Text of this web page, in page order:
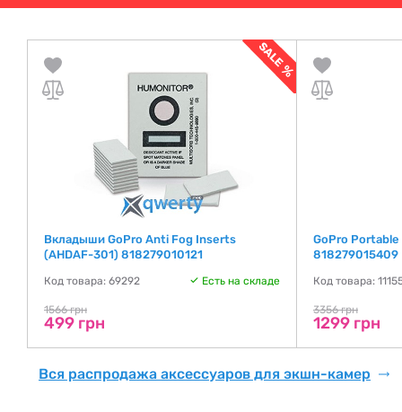
Вкладыши GoPro Anti Fog Inserts
(AHDAF-301) 818279010121
Код товара: 69292 Есть на складе
1566 грн
499 грн
GoPro
818279015409
Код товара:
3356 грн
1299 грн
Вся распродажа аксессуаров для экшн-камер